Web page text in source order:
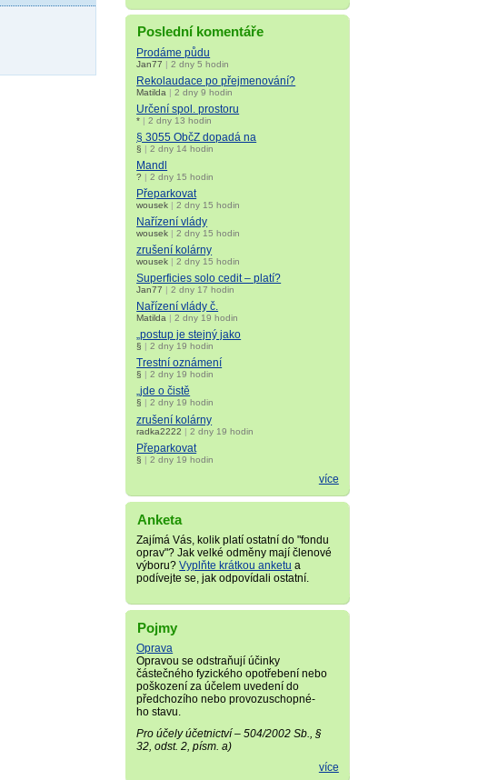
Poslední komentáře
Prodáme půdu
Jan77 |2 dny 5 hodin
Rekolaudace po přejmenování?
Matilda |2 dny 9 hodin
Určení spol. prostoru
* |2 dny 13 hodin
§ 3055 ObčZ dopadá na
§ |2 dny 14 hodin
Mandl
? |2 dny 15 hodin
Přeparkovat
wousek |2 dny 15 hodin
Nařízení vlády
wousek |2 dny 15 hodin
zrušení kolárny
wousek |2 dny 15 hodin
Superficies solo cedit – platí?
Jan77 |2 dny 17 hodin
Nařízení vlády č.
Matilda |2 dny 19 hodin
„postup je stejný jako
§ |2 dny 19 hodin
Trestní oznámení
§ |2 dny 19 hodin
„jde o čistě
§ |2 dny 19 hodin
zrušení kolárny
radka2222 |2 dny 19 hodin
Přeparkovat
§ |2 dny 19 hodin
více
Anketa
Zajímá Vás, kolik platí ostatní do "fondu
oprav"? Jak velké odměny mají členové
výboru?Vyplňte krátkou anketu a
podívejte se, jak odpovídali ostatní.
Pojmy
Oprava
Opravou se odstraňují účinky
částečného fyzického opotřebení nebo
poškození za účelem uvedení do
předchozího nebo provozuschopné­
ho stavu.
Pro účely účetnictví – 504/2002 Sb., §
32, odst. 2, písm. a)
více